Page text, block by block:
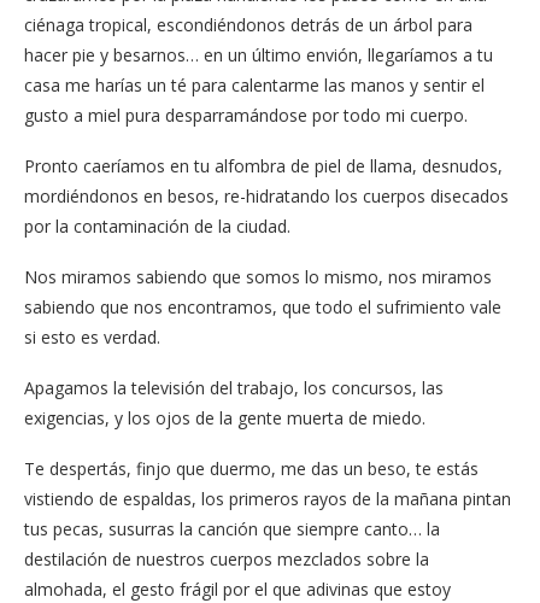
ciénaga tropical, escondiéndonos detrás de un árbol para
hacer pie y besarnos… en un último envión, llegaríamos a tu
casa me harías un té para calentarme las manos y sentir el
gusto a miel pura desparramándose por todo mi cuerpo.
Pronto caeríamos en tu alfombra de piel de llama, desnudos,
mordiéndonos en besos, re-hidratando los cuerpos disecados
por la contaminación de la ciudad.
Nos miramos sabiendo que somos lo mismo, nos miramos
sabiendo que nos encontramos, que todo el sufrimiento vale
si esto es verdad.
Apagamos la televisión del trabajo, los concursos, las
exigencias, y los ojos de la gente muerta de miedo.
Te despertás, finjo que duermo, me das un beso, te estás
vistiendo de espaldas, los primeros rayos de la mañana pintan
tus pecas, susurras la canción que siempre canto… la
destilación de nuestros cuerpos mezclados sobre la
almohada, el gesto frágil por el que adivinas que estoy